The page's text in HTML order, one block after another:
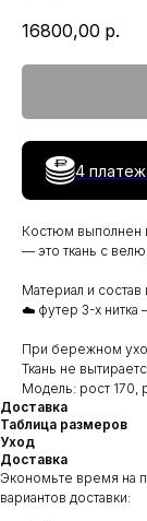
16800,00 р.
4
Костюм выполнен
— это ткань с
Материал и состав
☁️ футер 3-х нитка
При бережном
Ткань не
Модель: рост 170,
Доставка
Таблица размеров
Уход
Доставка
Экономьте время на
вариантов доставки: